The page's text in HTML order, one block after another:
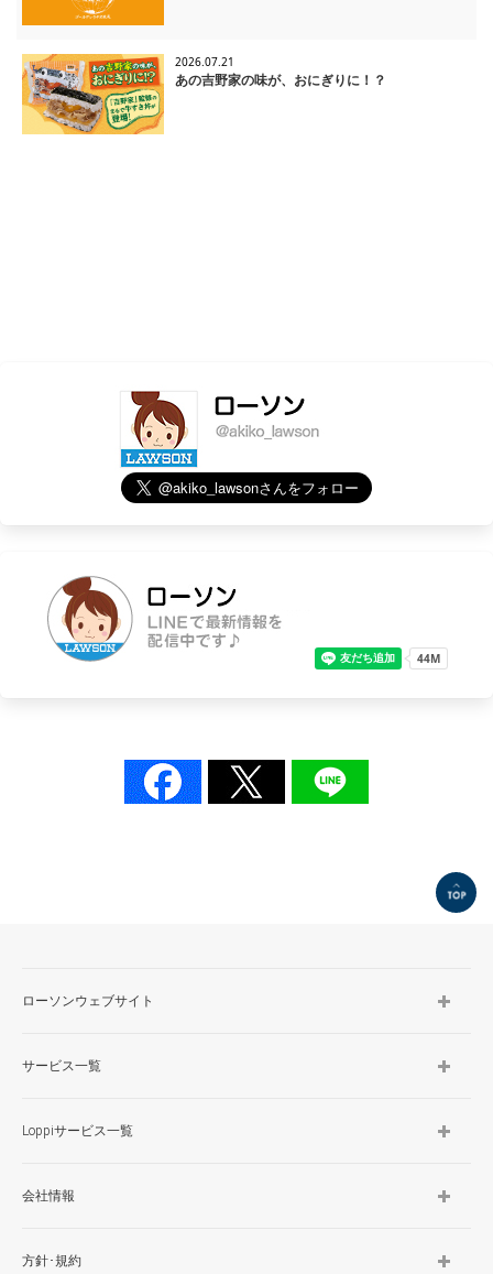
2026.07.21
あの吉野家の味が、おにぎりに！？
ローソンウェブサイト
サービス一覧
Loppiサービス一覧
会社情報
方針･規約